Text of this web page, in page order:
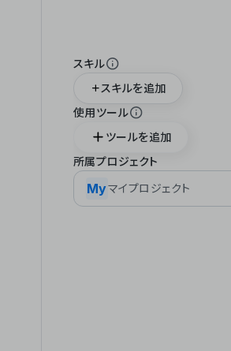
スキル
スキルを追加
使用ツール
ツールを追加
所属プロジェクト
Myマイプロジェクト